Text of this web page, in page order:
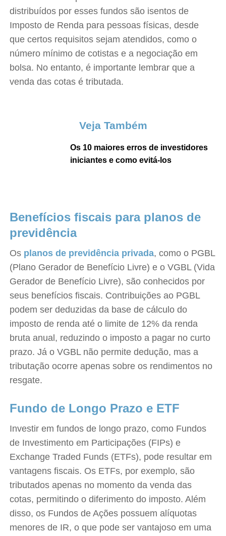
distribuídos por esses fundos são isentos de
Imposto de Renda para pessoas físicas, desde
que certos requisitos sejam atendidos, como o
número mínimo de cotistas e a negociação em
bolsa. No entanto, é importante lembrar que a
venda das cotas é tributada.
Veja Também
Os 10 maiores erros de investidores
iniciantes e como evitá-los
Benefícios fiscais para planos de
previdência
Os planos de previdência privada, como o PGBL
(Plano Gerador de Benefício Livre) e o VGBL (Vida
Gerador de Benefício Livre), são conhecidos por
seus benefícios fiscais. Contribuições ao PGBL
podem ser deduzidas da base de cálculo do
imposto de renda até o limite de 12% da renda
bruta anual, reduzindo o imposto a pagar no curto
prazo. Já o VGBL não permite dedução, mas a
tributação ocorre apenas sobre os rendimentos no
resgate.
Fundo de Longo Prazo e ETF
Investir em fundos de longo prazo, como Fundos
de Investimento em Participações (FIPs) e
Exchange Traded Funds (ETFs), pode resultar em
vantagens fiscais. Os ETFs, por exemplo, são
tributados apenas no momento da venda das
cotas, permitindo o diferimento do imposto. Além
disso, os Fundos de Ações possuem alíquotas
menores de IR, o que pode ser vantajoso em uma